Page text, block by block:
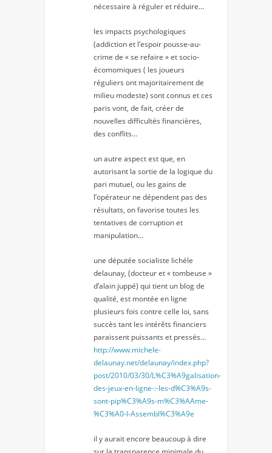
nécessaire à réguler et réduire…
les impacts psychologiques
(addiction et l’espoir pousse-au-
crime de « se refaire » et socio-
écomomiques ( les joueurs
réguliers ont majoritairement de
milieu modeste) sont connus et ces
paris vont, de fait, créer de
nouvelles difficultés financières,
des conflits…
un autre aspect est que, en
autorisant la sortie de la logique du
pari mutuel, ou les gains de
l’opérateur ne dépendent pas des
résultats, on favorise toutes les
tentatives de corruption et
manipulation…
une députée socialiste lichéle
delaunay, (docteur et « tombeuse »
d’alain juppé) qui tient un blog de
qualité, est montée en ligne
plusieurs fois contre celle loi, sans
succès tant les intérêts financiers
paraissent puissants et pressés…
http://www.michele-
delaunay.net/delaunay/index.php?
post/2010/03/30/L%C3%A9galisation-
des-jeux-en-ligne-:-les-d%C3%A9s-
sont-pip%C3%A9s-m%C3%AAme-
%C3%A0-l-Assembl%C3%A9e
il y aurait encore beaucoup à dire